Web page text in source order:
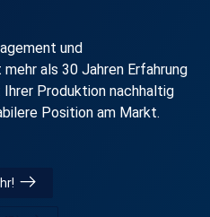
und
als 30 Jahren Erfahrung
Ihrer Produktion nachhaltig
Position am Markt.